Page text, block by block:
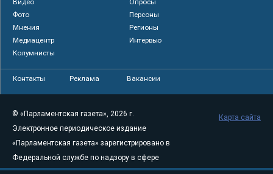
Фото
Персоны
Мнения
Регионы
Медиацентр
Интервью
Колумнисты
Контакты Реклама Вакансии
© «Парламентская газета», 2026 г.
Электронное периодическое издание
«Парламентская газета» зарегистрировано в
Федеральной службе по надзору в сфере
связи, информационных технологий и
Карта сайта